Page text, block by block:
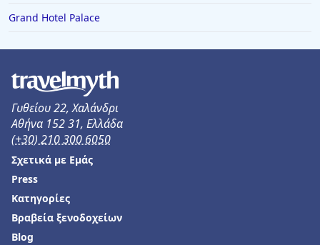
Grand Hotel Palace
Γυθείου 22, Χαλάνδρι
Αθήνα 152 31, Ελλάδα
(+30) 210 300 6050
Σχετικά με Εμάς
Press
Κατηγορίες
Βραβεία ξενοδοχείων
Blog